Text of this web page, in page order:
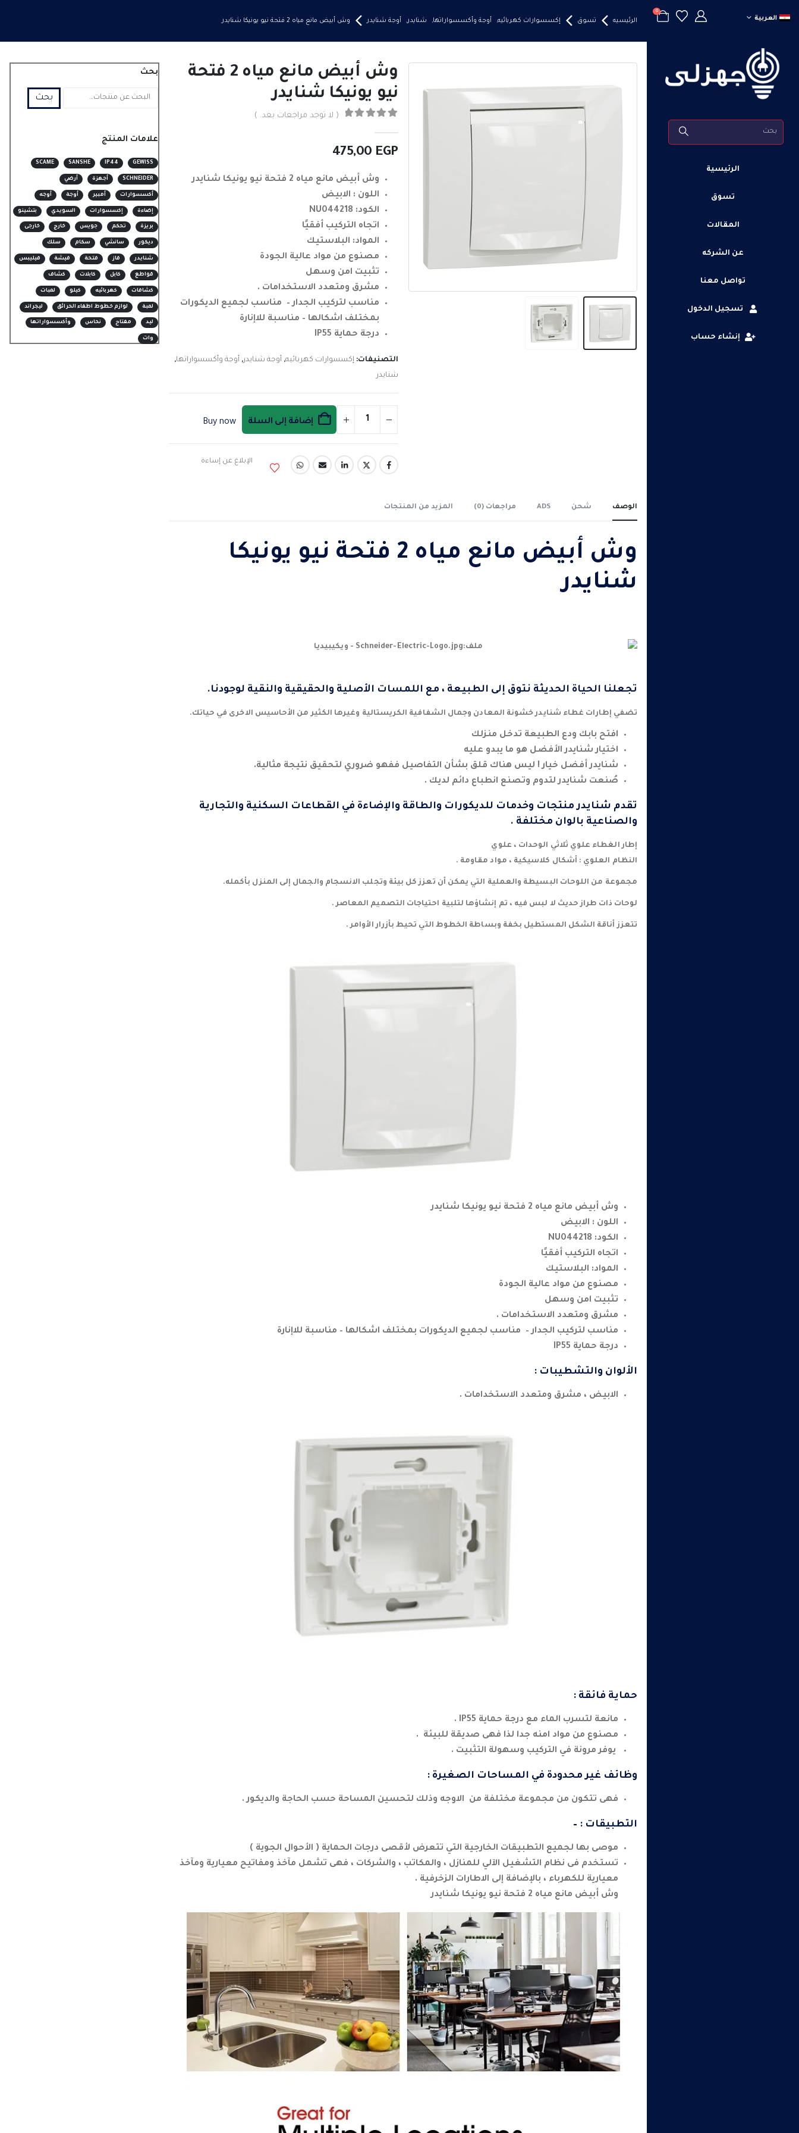
العربية
0
الرئيسية
تسوق
المقالات
عن الشركه
تواصل معنا
تسجيل الدخول
إنشاء حساب
الرئيسيه تسوق إكسسوارات كهربائيه, أوجة وأكسسواراتها, شنايدر, أوجة شنايدر وش أبيض مانع مياه 2 فتحة نيو يونيكا شنايدر
وش أبيض مانع مياه 2 فتحة
نيو يونيكا شنايدر
( لا توجد مراجعات بعد. )
475,00 EGP
وش أبيض مانع مياه 2 فتحة نيو يونيكا شنايدر
اللون : الابيض
الكود: NU044218
اتجاه التركيب أفقيًا
المواد: البلاستيك
مصنوع من مواد عالية الجودة
تثبيت امن وسهل
مشرق ومتعدد الاستخدامات .
مناسب لتركيب الجدار – مناسب لجميع الديكورات
بمختلف اشكالها – مناسبة للاإنارة
درجة حماية IP55
التصنيفات: إكسسوارات كهربائيه, أوجة شنايدر, أوجة وأكسسواراتها,
شنايدر
إضافة إلى السلة Buy now
الإبلاغ عن إساءة
الوصف شحن ADS مراجعات (0) المزيد من المنتجات
وش أبيض مانع مياه 2 فتحة نيو يونيكا
شنايدر
تجعلنا الحياة الحديثة نتوق إلى الطبيعة ، مع اللمسات الأصلية والحقيقية والنقية لوجودنا.
تضفي إطارات غطاء شنايدر خشونة المعادن وجمال الشفافية الكريستالية وغيرها الكثير من الأحاسيس الاخرى في حياتك.
افتح بابك ودع الطبيعة تدخل منزلك
اختيار شنايدر الأفضل هو ما يبدو عليه
شنايدر أفضل خيار ! ليس هناك قلق بشأن التفاصيل ففهو ضروري لتحقيق نتيجة مثالية.
صُنعت شنايدر لتدوم وتصنع انطباع دائم لديك .
تقدم شنايدر منتجات وخدمات للديكورات والطاقة والإضاءة في القطاعات السكنية والتجارية
والصناعية بالوان مختلفة .
إطار الغطاء علوي ثلاثي الوحدات ، علوي
النظام العلوي : أشكال كلاسيكية ، مواد مقاومة .
مجموعة من اللوحات البسيطة والعملية التي يمكن أن تعزز كل بيئة وتجلب الانسجام والجمال إلى المنزل بأكمله.
لوحات ذات طراز حديث لا لبس فيه ، تم إنشاؤها لتلبية احتياجات التصميم المعاصر .
تتعزز أناقة الشكل المستطيل بخفة وبساطة الخطوط التي تحيط بأزرار الأوامر .
وش أبيض مانع مياه 2 فتحة نيو يونيكا شنايدر
اللون : الابيض
الكود: NU044218
اتجاه التركيب أفقيًا
المواد: البلاستيك
مصنوع من مواد عالية الجودة
تثبيت امن وسهل
مشرق ومتعدد الاستخدامات .
مناسب لتركيب الجدار – مناسب لجميع الديكورات بمختلف اشكالها – مناسبة للاإنارة
درجة حماية IP55
الألوان والتشطيبات :
الابيض ، مشرق ومتعدد الاستخدامات .
حماية فائقة :
مانعة لتسرب الماء مع درجة حماية IP55 .
مصنوع من مواد امنه جدا لذا فهى صديقة للبيئة .
يوفر مرونة في التركيب وسهولة التثبيت .
وظائف غير محدودة في المساحات الصغيرة :
فهى تتكون من مجموعة مختلفة من الاوجه وذلك لتحسين المساحة حسب الحاجة والديكور .
التطبيقات : –
موصى بها لجميع التطبيقات الخارجية التي تتعرض لأقصى درجات الحماية ( الأحوال الجوية )
تستخدم فى نظام التشغيل الآلي للمنازل ، والمكاتب ، والشركات ، فهى تشمل مآخذ ومفاتيح معيارية ومآخذ
معيارية للكهرباء ، بالإضافة إلى الاطارات الزخرفية .
وش أبيض مانع مياه 2 فتحة نيو يونيكا شنايدر
بحث
بحث
علامات المنتج
GEWISS
IP44
SANSHE
SCAME
SCHNEIDER أجهزة أرضي
أكسسوارات أمبير أوجة أوجه
إضاءة إكسسوارات السويدي بتشينو
بريزة تحكم جويس خارج خارجى
ديكور سانشي سكام سلك
شنايدر فاز فتحة فيشة فيليبس
قواطع كابل كابلات كشاف
كشافات كهربائيه كيلو لمبات
لمبة لوازم خطوط اطفاء الحرائق ليجراند
ليد مفتاح نحاس وأكسسواراتها
وات